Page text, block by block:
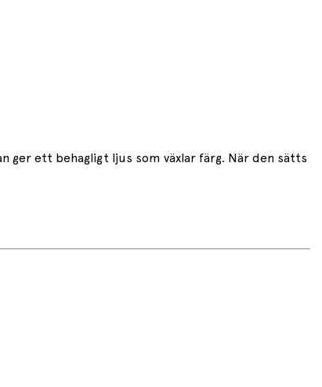
ger ett behagligt ljus som växlar färg. När den sätts